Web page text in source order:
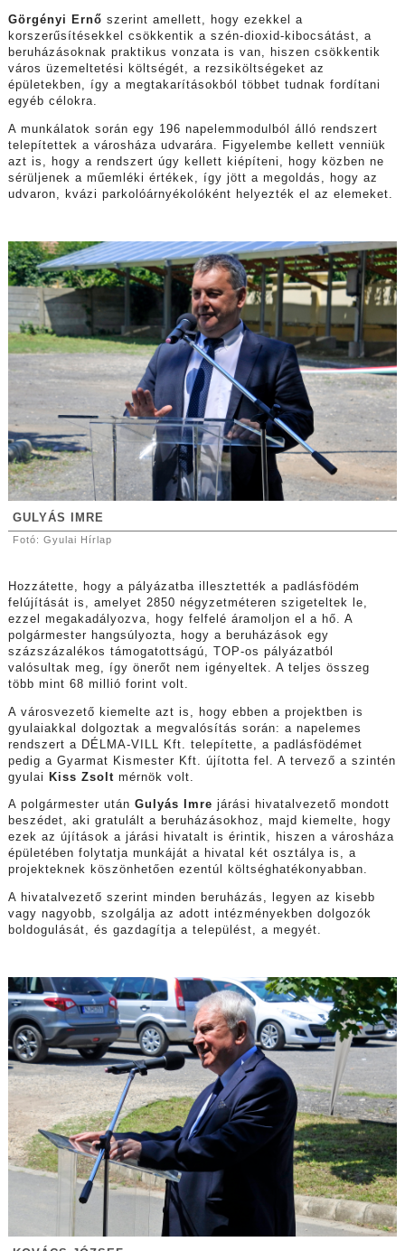
Görgényi Ernő szerint amellett, hogy ezekkel a
korszerűsítésekkel csökkentik a szén-dioxid-kibocsátást, a
beruházásoknak praktikus vonzata is van, hiszen csökkentik
város üzemeltetési költségét, a rezsiköltségeket az
épületekben, így a megtakarításokból többet tudnak fordítani
egyéb célokra.
A munkálatok során egy 196 napelemmodulból álló rendszert
telepítettek a városháza udvarára. Figyelembe kellett venniük
azt is, hogy a rendszert úgy kellett kiépíteni, hogy közben ne
sérüljenek a műemléki értékek, így jött a megoldás, hogy az
udvaron, kvázi parkolóárnyékolóként helyezték el az elemeket.
GULYÁS IMRE
Fotó: Gyulai Hírlap
Hozzátette, hogy a pályázatba illesztették a padlásfödém
felújítását is, amelyet 2850 négyzetméteren szigeteltek le,
ezzel megakadályozva, hogy felfelé áramoljon el a hő. A
polgármester hangsúlyozta, hogy a beruházások egy
százszázalékos támogatottságú, TOP-os pályázatból
valósultak meg, így önerőt nem igényeltek. A teljes összeg
több mint 68 millió forint volt.
A városvezető kiemelte azt is, hogy ebben a projektben is
gyulaiakkal dolgoztak a megvalósítás során: a napelemes
rendszert a DÉLMA-VILL Kft. telepítette, a padlásfödémet
pedig a Gyarmat Kismester Kft. újította fel. A tervező a szintén
gyulai
Kiss Zsolt mérnök volt.
A polgármester után Gulyás Imre járási hivatalvezető mondott
beszédet, aki gratulált a beruházásokhoz, majd kiemelte, hogy
ezek az újítások a járási hivatalt is érintik, hiszen a városháza
épületében folytatja munkáját a hivatal két osztálya is, a
projekteknek köszönhetően ezentúl költséghatékonyabban.
A hivatalvezető szerint minden beruházás, legyen az kisebb
vagy nagyobb, szolgálja az adott intézményekben dolgozók
boldogulását, és gazdagítja a települést, a megyét.